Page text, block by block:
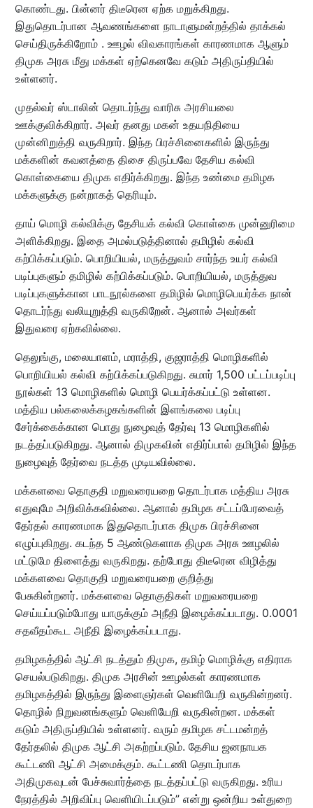
கொண்டது. பின்னர் திடீரென ஏற்க மறுக்கிறது.
இதுதொடர்பான ஆவணங்களை நாடாளுமன்றத்தில் தாக்கல்
செய்திருக்கிறோம் . ஊழல் விவகாரங்கள் காரணமாக ஆளும்
திமுக அரசு மீது மக்கள் ஏற்கெனவே கடும் அதிருப்தியில்
உள்ளனர்.
முதல்வர் ஸ்டாலின் தொடர்ந்து வாரிசு அரசியலை
ஊக்குவிக்கிறார். அவர் தனது மகன் உதயநிதியை
முன்னிறுத்தி வருகிறார். இந்த பிரச்சினைகளில் இருந்து
மக்களின் கவனத்தை திசை திருப்பவே தேசிய கல்வி
கொள்கையை திமுக எதிர்க்கிறது. இந்த உண்மை தமிழக
மக்களுக்கு நன்றாகத் தெரியும்.
தாய் மொழி கல்விக்கு தேசியக் கல்வி கொள்கை முன்னுரிமை
அளிக்கிறது. இதை அமல்படுத்தினால் தமிழில் கல்வி
கற்பிக்கப்படும். பொறியியல், மருத்துவம் சார்ந்த உயர் கல்வி
படிப்புகளும் தமிழில் கற்பிக்கப்படும். பொறியியல், மருத்துவ
படிப்புகளுக்கான பாடநூல்களை தமிழில் மொழிபெயர்க்க நான்
தொடர்ந்து வலியுறுத்தி வருகிறேன். ஆனால் அவர்கள்
இதுவரை ஏற்கவில்லை.
தெலுங்கு, மலையாளம், மராத்தி, குஜராத்தி மொழிகளில்
பொறியியல் கல்வி கற்பிக்கப்படுகிறது. சுமார் 1,500 பட்டப்படிப்பு
நூல்கள் 13 மொழிகளில் மொழி பெயர்க்கப்பட்டு உள்ளன.
மத்திய பல்கலைக்கழகங்களின் இளங்கலை படிப்பு
சேர்க்கைக்கான பொது நுழைவுத் தேர்வு 13 மொழிகளில்
நடத்தப்படுகிறது. ஆனால் திமுகவின் எதிர்ப்பால் தமிழில் இந்த
நுழைவுத் தேர்வை நடத்த முடியவில்லை.
மக்களவை தொகுதி மறுவரையறை தொடர்பாக மத்திய அரசு
எதுவுமே அறிவிக்கவில்லை. ஆனால் தமிழக சட்டப்பேரவைத்
தேர்தல் காரணமாக இதுதொடர்பாக திமுக பிரச்சினை
எழுப்புகிறது. கடந்த 5 ஆண்டுகளாக திமுக அரசு ஊழலில்
மட்டுமே திளைத்து வருகிறது. தற்போது திடீரென விழித்து
மக்களவை தொகுதி மறுவரையறை குறித்து
பேசுகின்றனர். மக்களவை தொகுதிகள் மறுவரையறை
செய்யப்படும்போது யாருக்கும் அநீதி இழைக்கப்படாது. 0.0001
சதவீதம்கூட அநீதி இழைக்கப்படாது.
தமிழகத்தில் ஆட்சி நடத்தும் திமுக, தமிழ் மொழிக்கு எதிராக
செயல்படுகிறது. திமுக அரசின் ஊழல்கள் காரணமாக
தமிழகத்தில் இருந்து இளைஞர்கள் வெளியேறி வருகின்றனர்.
தொழில் நிறுவனங்களும் வெளியேறி வருகின்றன. மக்கள்
கடும் அதிருப்தியில் உள்ளனர். வரும் தமிழக சட்டமன்றத்
தேர்தலில் திமுக ஆட்சி அகற்றப்படும். தேசிய ஜனநாயக
கூட்டணி ஆட்சி அமைக்கும். கூட்டணி தொடர்பாக
அதிமுகவுடன் பேச்சுவார்த்தை நடத்தப்பட்டு வருகிறது. உரிய
நேரத்தில் அறிவிப்பு வெளியிடப்படும்” என்று ஒன்றிய உள்துறை